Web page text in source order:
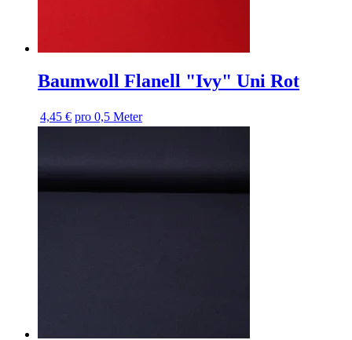
Baumwoll Flanell "Ivy" Uni Rot
4,45 € pro 0,5 Meter